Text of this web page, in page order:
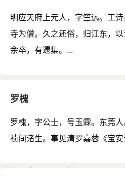
明应天府上元人，字竺远。工
寺为僧。久之还俗，归江东，
余卒，有遗集。...
罗槐
罗槐，字公士，号玉霖。东莞
祯间诸生。事见清罗嘉蓉《宝